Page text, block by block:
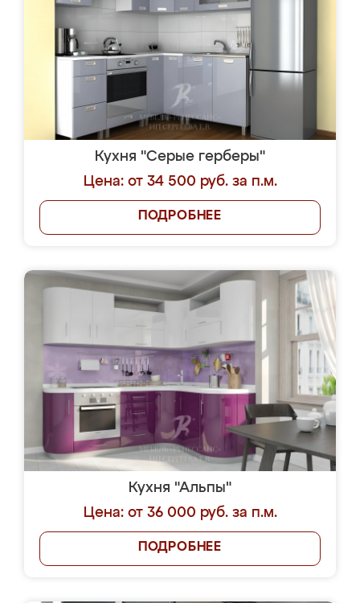
Кухня "Серые герберы"
Цена: от 34 500 руб. за п.м.
ПОДРОБНЕЕ
Кухня "Альпы"
Цена: от 36 000 руб. за п.м.
ПОДРОБНЕЕ